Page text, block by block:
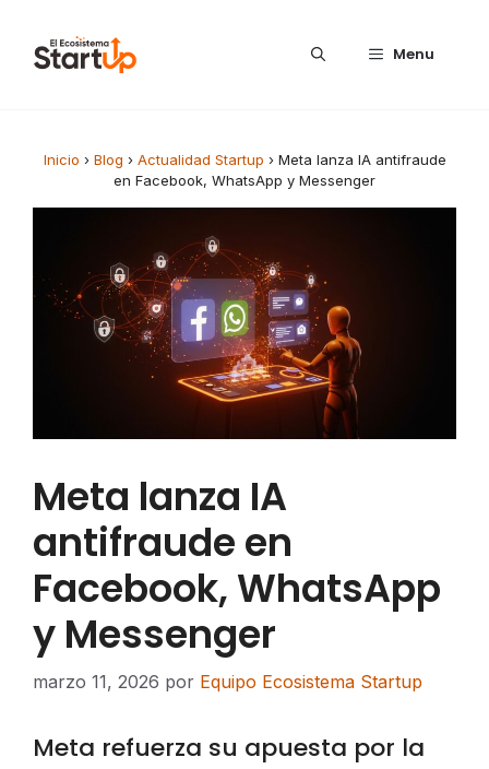
Menu
Inicio › Blog › Actualidad Startup › Meta lanza IA antifraude
en Facebook, WhatsApp y Messenger
Meta lanza IA
antifraude en
Facebook, WhatsApp
y Messenger
marzo 11, 2026 por Equipo Ecosistema Startup
Meta refuerza su apuesta por la